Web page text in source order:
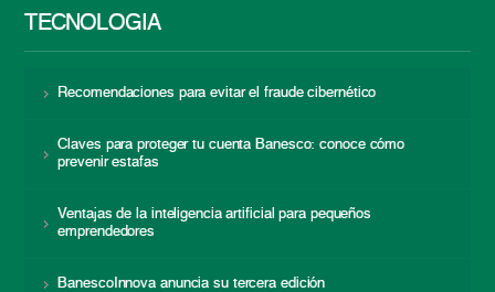
TECNOLOGÍA
Recomendaciones para evitar el fraude cibernético
Claves para proteger tu cuenta Banesco: conoce cómo
prevenir estafas
Ventajas de la inteligencia artificial para pequeños
emprendedores
BanescoInnova anuncia su tercera edición